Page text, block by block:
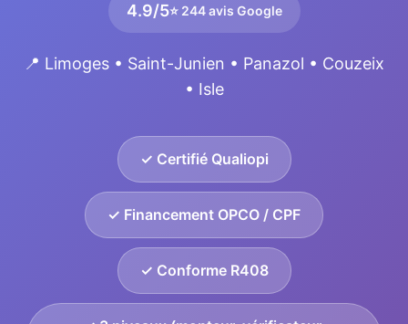
4.9/5⭐ 244 avis Google
📍 Limoges • Saint-Junien • Panazol • Couzeix
• Isle
✓ Certifié Qualiopi
✓ Financement OPCO / CPF
✓ Conforme R408